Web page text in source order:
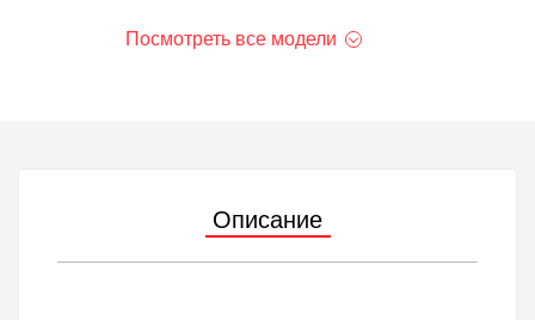
Посмотреть все модели
Описание